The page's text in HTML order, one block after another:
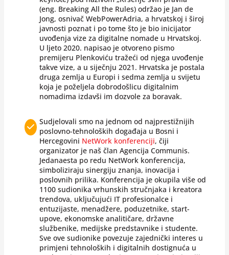
(eng. Breaking All the Rules) održao je Jan de
Jong, osnivač WebPowerAdria, a hrvatskoj i široj
javnosti poznat i po tome što je bio inicijator
uvođenja vize za digitalne nomade u Hrvatskoj.
U ljeto 2020. napisao je otvoreno pismo
premijeru Plenkoviću tražeći od njega uvođenje
takve vize, a u siječnju 2021. Hrvatska je postala
druga zemlja u Europi i sedma zemlja u svijetu
koja je poželjela dobrodošlicu digitalnim
nomadima izdavši im dozvole za boravak.
Sudjelovali smo na jednom od najprestižnijih
poslovno-tehnoloških događaja u Bosni i
Hercegovini NetWork konferenciji, čiji
organizator je naš član Agencija Communis.
Jedanaesta po redu NetWork konferencija,
simboliziraju sinergiju znanja, inovacija i
poslovnih prilika. Konferencija je okupila više od
1100 sudionika vrhunskih stručnjaka i kreatora
trendova, uključujući IT profesionalce i
entuzijaste, menadžere, poduzetnike, start-
upove, ekonomske analitičare, državne
službenike, medijske predstavnike i studente.
Sve ove sudionike povezuje zajednički interes u
primjeni tehnoloških i digitalnih dostignuća u